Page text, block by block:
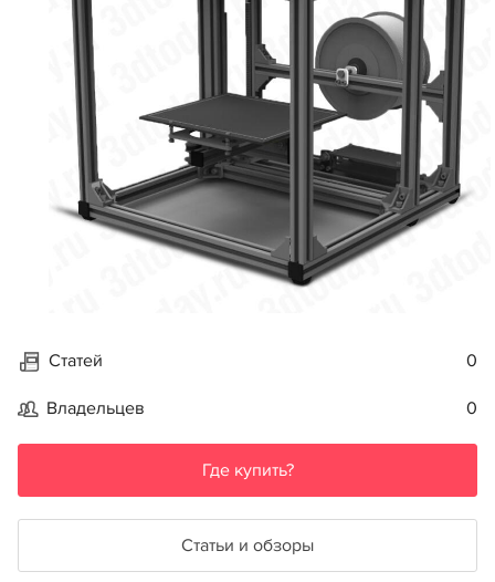
Статей 0
Владельцев 0
Где купить?
Статьи и обзоры